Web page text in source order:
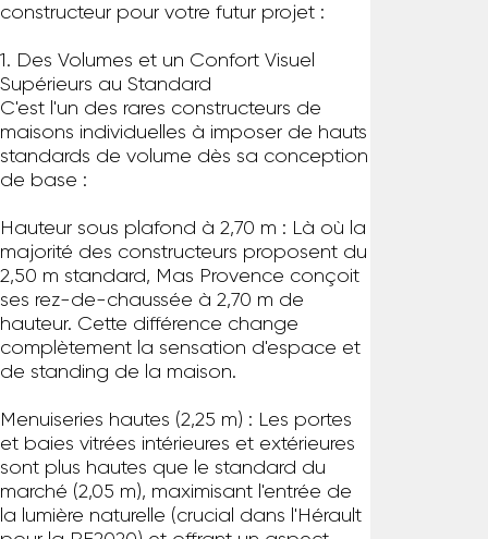
constructeur pour votre futur projet :
1. Des Volumes et un Confort Visuel
Supérieurs au Standard
C'est l'un des rares constructeurs de
maisons individuelles à imposer de hauts
standards de volume dès sa conception
de base :
Hauteur sous plafond à 2,70 m : Là où la
majorité des constructeurs proposent du
2,50 m standard, Mas Provence conçoit
ses rez-de-chaussée à 2,70 m de
hauteur. Cette différence change
complètement la sensation d'espace et
de standing de la maison.
Menuiseries hautes (2,25 m) : Les portes
et baies vitrées intérieures et extérieures
sont plus hautes que le standard du
marché (2,05 m), maximisant l'entrée de
la lumière naturelle (crucial dans l'Hérault